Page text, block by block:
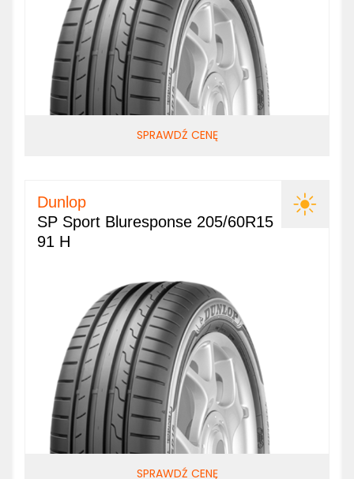
SPRAWDŹ CENĘ
Dunlop
SP Sport Bluresponse 205/60R15
91 H
SPRAWDŹ CENĘ